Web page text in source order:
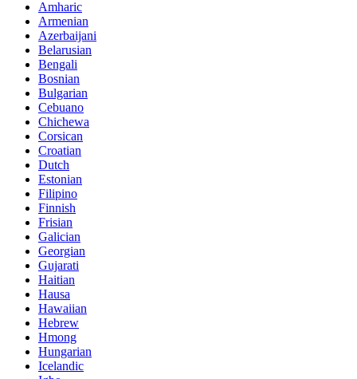
Amharic
Armenian
Azerbaijani
Belarusian
Bengali
Bosnian
Bulgarian
Cebuano
Chichewa
Corsican
Croatian
Dutch
Estonian
Filipino
Finnish
Frisian
Galician
Georgian
Gujarati
Haitian
Hausa
Hawaiian
Hebrew
Hmong
Hungarian
Icelandic